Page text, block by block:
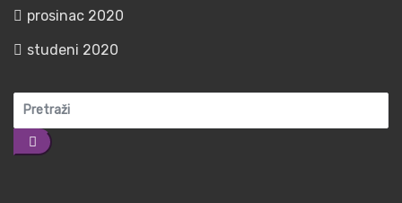
prosinac 2020
studeni 2020